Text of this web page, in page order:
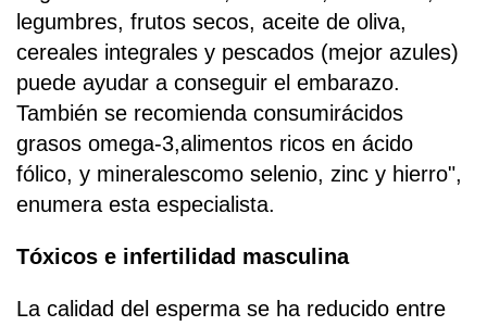
legumbres, frutos secos, aceite de oliva,
cereales integrales y pescados (mejor azules)
puede ayudar a conseguir el embarazo.
También se recomienda consumirácidos
grasos omega-3,alimentos ricos en ácido
fólico, y mineralescomo selenio, zinc y hierro",
enumera esta especialista.
Tóxicos e infertilidad masculina
La calidad del esperma se ha reducido entre